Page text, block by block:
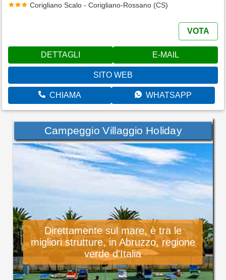
Corigliano Scalo - Corigliano-Rossano (CS)
VOTA
DETTAGLI E-MAIL
SITO WEB
CHIAMA WHATSAPP
Campeggio Villaggio Holiday
Direttamente sul mare, è tra le
migliori strutture, in Abruzzo, regione
verde d'Italia